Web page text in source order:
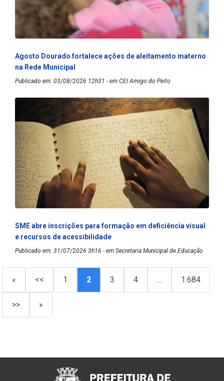
Agosto Dourado fortalece ações de aleitamento materno
na Rede Municipal
Publicado em: 03/08/2026 12h31 - em CEI Amigo do Peito
SME abre inscrições para formação em deficiência visual
e recursos de acessibilidade
Publicado em: 31/07/2026 3h16 - em Secretaria Municipal de Educação
« << 1 2 3 4 … 1.684
>> »